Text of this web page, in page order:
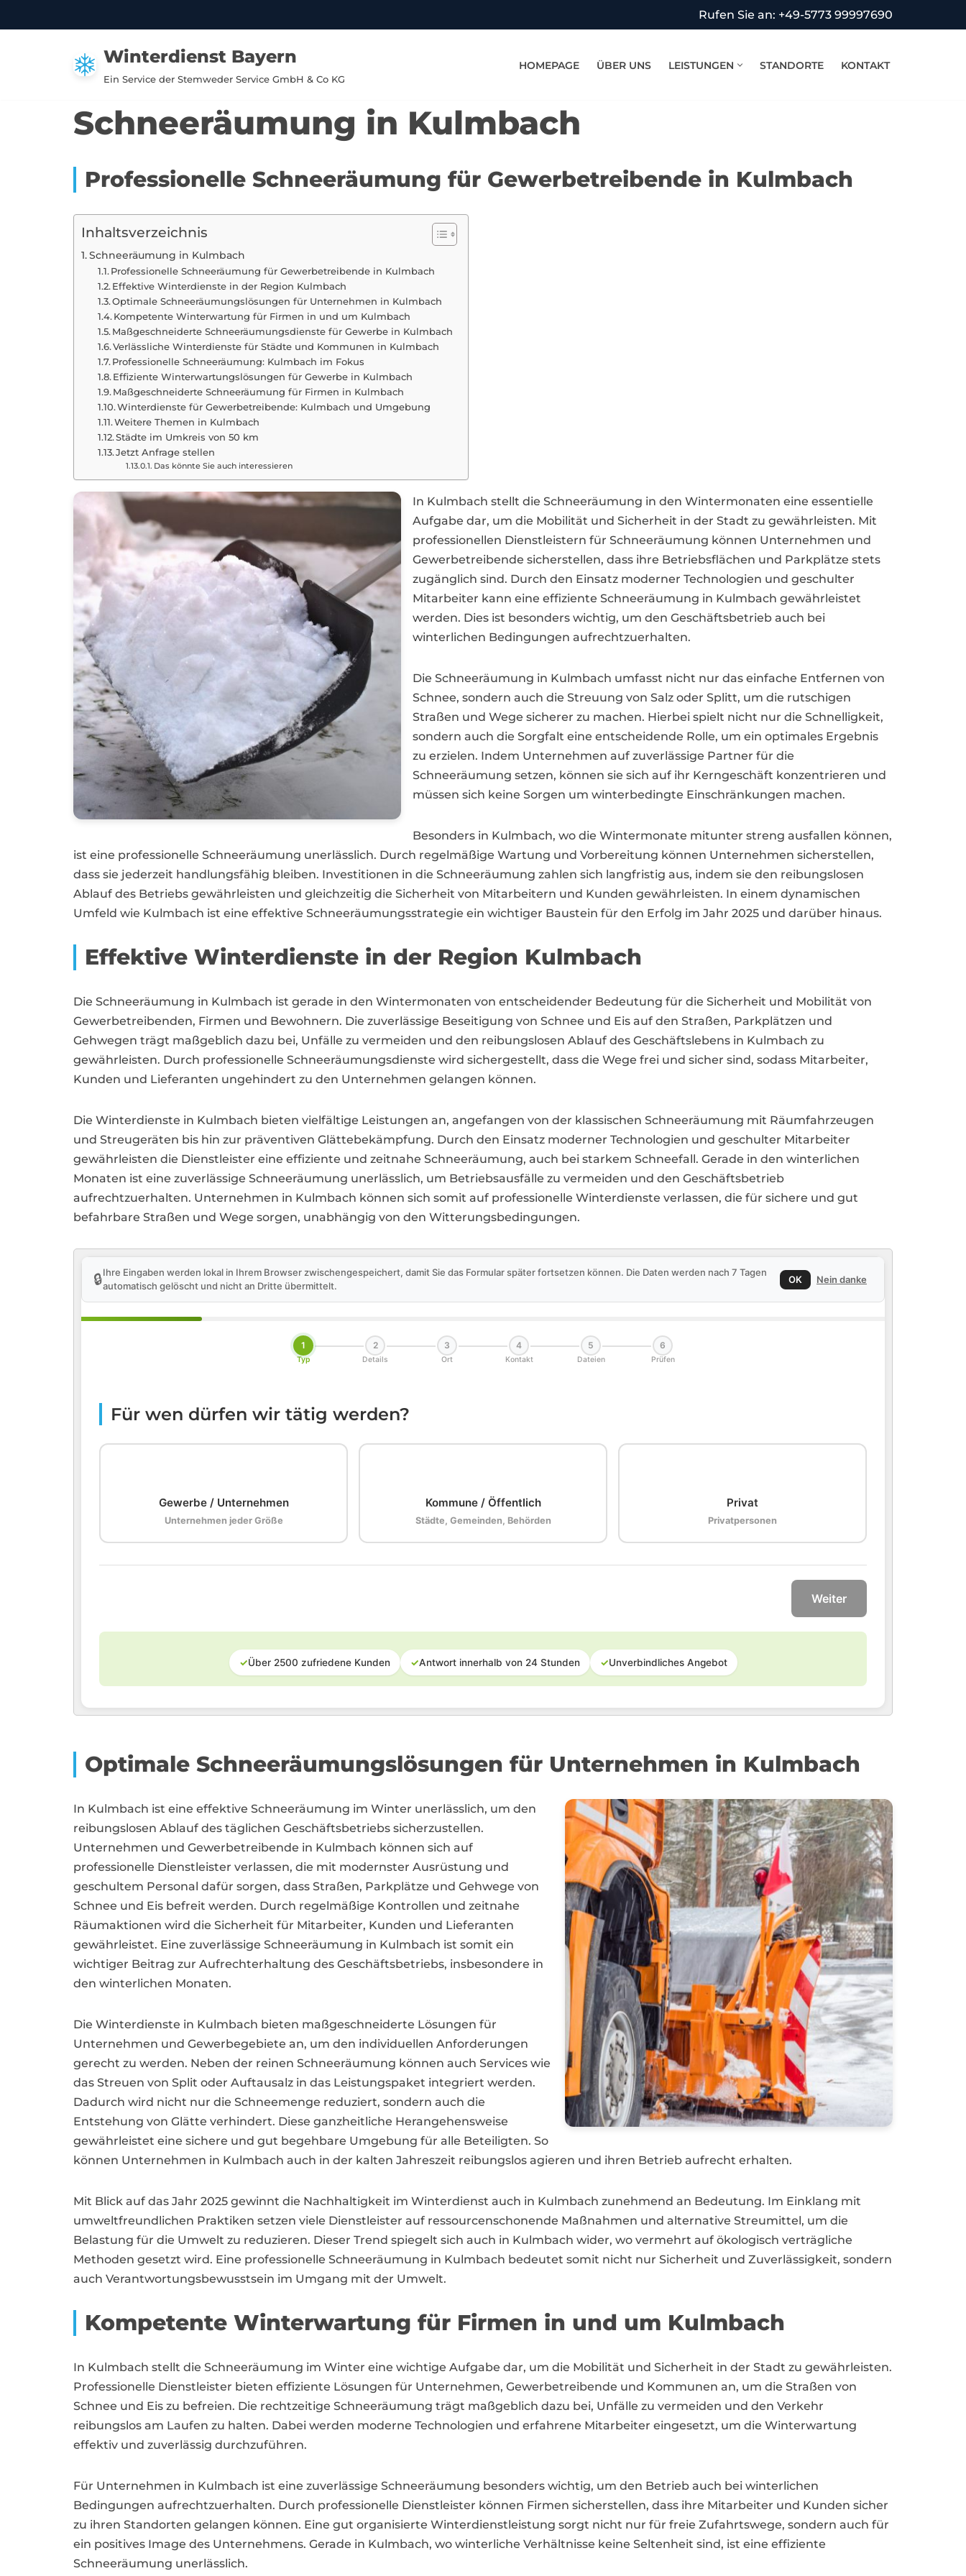
Rufen Sie an: +49-5773 99997690
Winterdienst Bayern
Ein Service der Stemweder Service GmbH & Co KG
HOMEPAGE ÜBER UNS LEISTUNGEN STANDORTE KONTAKT
Schneeräumung in Kulmbach
Professionelle Schneeräumung für Gewerbetreibende in Kulmbach
Inhaltsverzeichnis
Schneeräumung in Kulmbach
Professionelle Schneeräumung für Gewerbetreibende in Kulmbach
Effektive Winterdienste in der Region Kulmbach
Optimale Schneeräumungslösungen für Unternehmen in Kulmbach
Kompetente Winterwartung für Firmen in und um Kulmbach
Maßgeschneiderte Schneeräumungsdienste für Gewerbe in Kulmbach
Verlässliche Winterdienste für Städte und Kommunen in Kulmbach
Professionelle Schneeräumung: Kulmbach im Fokus
Effiziente Winterwartungslösungen für Gewerbe in Kulmbach
Maßgeschneiderte Schneeräumung für Firmen in Kulmbach
Winterdienste für Gewerbetreibende: Kulmbach und Umgebung
Weitere Themen in Kulmbach
Städte im Umkreis von 50 km
Jetzt Anfrage stellen
Das könnte Sie auch interessieren
In Kulmbach stellt die Schneeräumung in den Wintermonaten eine essentielle
Aufgabe dar, um die Mobilität und Sicherheit in der Stadt zu gewährleisten. Mit
professionellen Dienstleistern für Schneeräumung können Unternehmen und
Gewerbetreibende sicherstellen, dass ihre Betriebsflächen und Parkplätze stets
zugänglich sind. Durch den Einsatz moderner Technologien und geschulter
Mitarbeiter kann eine effiziente Schneeräumung in Kulmbach gewährleistet
werden. Dies ist besonders wichtig, um den Geschäftsbetrieb auch bei
winterlichen Bedingungen aufrechtzuerhalten.
Die Schneeräumung in Kulmbach umfasst nicht nur das einfache Entfernen von
Schnee, sondern auch die Streuung von Salz oder Splitt, um die rutschigen
Straßen und Wege sicherer zu machen. Hierbei spielt nicht nur die Schnelligkeit,
sondern auch die Sorgfalt eine entscheidende Rolle, um ein optimales Ergebnis
zu erzielen. Indem Unternehmen auf zuverlässige Partner für die
Schneeräumung setzen, können sie sich auf ihr Kerngeschäft konzentrieren und
müssen sich keine Sorgen um winterbedingte Einschränkungen machen.
Besonders in Kulmbach, wo die Wintermonate mitunter streng ausfallen können,
ist eine professionelle Schneeräumung unerlässlich. Durch regelmäßige Wartung und Vorbereitung können Unternehmen sicherstellen,
dass sie jederzeit handlungsfähig bleiben. Investitionen in die Schneeräumung zahlen sich langfristig aus, indem sie den reibungslosen
Ablauf des Betriebs gewährleisten und gleichzeitig die Sicherheit von Mitarbeitern und Kunden gewährleisten. In einem dynamischen
Umfeld wie Kulmbach ist eine effektive Schneeräumungsstrategie ein wichtiger Baustein für den Erfolg im Jahr 2025 und darüber hinaus.
Effektive Winterdienste in der Region Kulmbach
Die Schneeräumung in Kulmbach ist gerade in den Wintermonaten von entscheidender Bedeutung für die Sicherheit und Mobilität von
Gewerbetreibenden, Firmen und Bewohnern. Die zuverlässige Beseitigung von Schnee und Eis auf den Straßen, Parkplätzen und
Gehwegen trägt maßgeblich dazu bei, Unfälle zu vermeiden und den reibungslosen Ablauf des Geschäftslebens in Kulmbach zu
gewährleisten. Durch professionelle Schneeräumungsdienste wird sichergestellt, dass die Wege frei und sicher sind, sodass Mitarbeiter,
Kunden und Lieferanten ungehindert zu den Unternehmen gelangen können.
Die Winterdienste in Kulmbach bieten vielfältige Leistungen an, angefangen von der klassischen Schneeräumung mit Räumfahrzeugen
und Streugeräten bis hin zur präventiven Glättebekämpfung. Durch den Einsatz moderner Technologien und geschulter Mitarbeiter
gewährleisten die Dienstleister eine effiziente und zeitnahe Schneeräumung, auch bei starkem Schneefall. Gerade in den winterlichen
Monaten ist eine zuverlässige Schneeräumung unerlässlich, um Betriebsausfälle zu vermeiden und den Geschäftsbetrieb
aufrechtzuerhalten. Unternehmen in Kulmbach können sich somit auf professionelle Winterdienste verlassen, die für sichere und gut
befahrbare Straßen und Wege sorgen, unabhängig von den Witterungsbedingungen.
🔒Ihre Eingaben werden lokal in Ihrem Browser zwischengespeichert, damit Sie das Formular später fortsetzen können. Die Daten werden nach 7 Tagen
automatisch gelöscht und nicht an Dritte übermittelt.
OK Nein danke
1
Typ
2
Details
3
Ort
4
Kontakt
5
Dateien
6
Prüfen
Für wen dürfen wir tätig werden?
Gewerbe / Unternehmen
Unternehmen jeder Größe
Kommune / Öffentlich
Städte, Gemeinden, Behörden
Privat
Privatpersonen
Weiter
✓Über 2500 zufriedene Kunden ✓Antwort innerhalb von 24 Stunden ✓Unverbindliches Angebot
Optimale Schneeräumungslösungen für Unternehmen in Kulmbach
In Kulmbach ist eine effektive Schneeräumung im Winter unerlässlich, um den
reibungslosen Ablauf des täglichen Geschäftsbetriebs sicherzustellen.
Unternehmen und Gewerbetreibende in Kulmbach können sich auf
professionelle Dienstleister verlassen, die mit modernster Ausrüstung und
geschultem Personal dafür sorgen, dass Straßen, Parkplätze und Gehwege von
Schnee und Eis befreit werden. Durch regelmäßige Kontrollen und zeitnahe
Räumaktionen wird die Sicherheit für Mitarbeiter, Kunden und Lieferanten
gewährleistet. Eine zuverlässige Schneeräumung in Kulmbach ist somit ein
wichtiger Beitrag zur Aufrechterhaltung des Geschäftsbetriebs, insbesondere in
den winterlichen Monaten.
Die Winterdienste in Kulmbach bieten maßgeschneiderte Lösungen für
Unternehmen und Gewerbegebiete an, um den individuellen Anforderungen
gerecht zu werden. Neben der reinen Schneeräumung können auch Services wie
das Streuen von Split oder Auftausalz in das Leistungspaket integriert werden.
Dadurch wird nicht nur die Schneemenge reduziert, sondern auch die
Entstehung von Glätte verhindert. Diese ganzheitliche Herangehensweise
gewährleistet eine sichere und gut begehbare Umgebung für alle Beteiligten. So
können Unternehmen in Kulmbach auch in der kalten Jahreszeit reibungslos agieren und ihren Betrieb aufrecht erhalten.
Mit Blick auf das Jahr 2025 gewinnt die Nachhaltigkeit im Winterdienst auch in Kulmbach zunehmend an Bedeutung. Im Einklang mit
umweltfreundlichen Praktiken setzen viele Dienstleister auf ressourcenschonende Maßnahmen und alternative Streumittel, um die
Belastung für die Umwelt zu reduzieren. Dieser Trend spiegelt sich auch in Kulmbach wider, wo vermehrt auf ökologisch verträgliche
Methoden gesetzt wird. Eine professionelle Schneeräumung in Kulmbach bedeutet somit nicht nur Sicherheit und Zuverlässigkeit, sondern
auch Verantwortungsbewusstsein im Umgang mit der Umwelt.
Kompetente Winterwartung für Firmen in und um Kulmbach
In Kulmbach stellt die Schneeräumung im Winter eine wichtige Aufgabe dar, um die Mobilität und Sicherheit in der Stadt zu gewährleisten.
Professionelle Dienstleister bieten effiziente Lösungen für Unternehmen, Gewerbetreibende und Kommunen an, um die Straßen von
Schnee und Eis zu befreien. Die rechtzeitige Schneeräumung trägt maßgeblich dazu bei, Unfälle zu vermeiden und den Verkehr
reibungslos am Laufen zu halten. Dabei werden moderne Technologien und erfahrene Mitarbeiter eingesetzt, um die Winterwartung
effektiv und zuverlässig durchzuführen.
Für Unternehmen in Kulmbach ist eine zuverlässige Schneeräumung besonders wichtig, um den Betrieb auch bei winterlichen
Bedingungen aufrechtzuerhalten. Durch professionelle Dienstleister können Firmen sicherstellen, dass ihre Mitarbeiter und Kunden sicher
zu ihren Standorten gelangen können. Eine gut organisierte Winterdienstleistung sorgt nicht nur für freie Zufahrtswege, sondern auch für
ein positives Image des Unternehmens. Gerade in Kulmbach, wo winterliche Verhältnisse keine Seltenheit sind, ist eine effiziente
Schneeräumung unerlässlich.